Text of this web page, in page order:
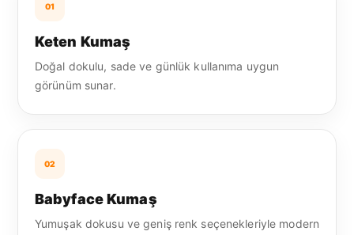
01
Keten Kumaş
Doğal dokulu, sade ve günlük kullanıma uygun
görünüm sunar.
02
Babyface Kumaş
Yumuşak dokusu ve geniş renk seçenekleriyle modern